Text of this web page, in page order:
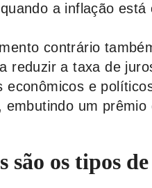
a inflação
contrário
reduzir a taxa de
econômicos e
embutindo um
são os tipos